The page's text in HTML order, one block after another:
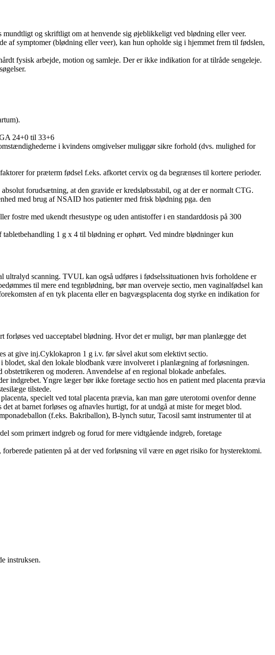
og skriftligt om at henvende sig øjeblikkeligt ved blødning eller veer.
af symptomer (blødning eller veer), kan hun opholde sig i hjemmet frem til fødslen,
fysisk arbejde, motion og samleje. Der er ikke indikation for at tilråde sengeleje.
24+0 til 33+6
i kvindens omgivelser muliggør sikre forhold (dvs. mulighed for
for præterm fødsel f.eks. afkortet cervix og da begrænses til kortere perioder.
forudsætning, at den gravide er kredsløbsstabil, og at der er normalt CTG.
med brug af NSAID hos patienter med frisk blødning pga. den
fostre med ukendt rhesustype og uden antistoffer i en standarddosis på 300
1 g x 4 til blødning er ophørt. Ved mindre blødninger kun
ultralyd scanning. TVUL kan også udføres i fødselssituationen hvis forholdene er
til mere end tegnblødning, bør man overveje sectio, men vaginalfødsel kan
af en tyk placenta eller en bagvægsplacenta dog styrke en indikation for
ved uacceptabel blødning. Hvor det er muligt, bør man planlægge det
at give inj.Cyklokapron 1 g i.v. før såvel akut som elektivt sectio.
skal den lokale blodbank være involveret i planlægning af forløsningen.
og moderen. Anvendelse af en regional blokade anbefales.
indgrebet. Yngre læger bør ikke foretage sectio hos en patient med placenta prævia
tilstede.
specielt ved total placenta prævia, kan man gøre uterotomi ovenfor denne
at barnet forløses og afnavles hurtigt, for at undgå at miste for meget blod.
(f.eks. Bakriballon), B-lynch sutur, Tacosil samt instrumenter til at
som primært indgreb og forud for mere vidtgående indgreb, foretage
patienten på at der ved forløsning vil være en øget risiko for hysterektomi.
instruksen.